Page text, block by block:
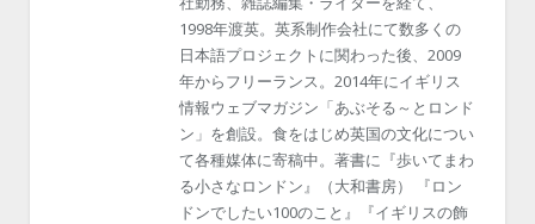
1998年渡英。英系制作会社にて数多くの
日本語プロジェクトに関わった後、2009
年からフリーランス。2014年にイギリス
情報ウェブマガジン「あぶそる～とロンド
ン」を創設。食をはじめ英国の文化につい
て各種媒体に寄稿中。著書に『歩いてまわ
る小さなロンドン』（大和書房） 『ロン
ドンでしたい100のこと』『イギリスの飾